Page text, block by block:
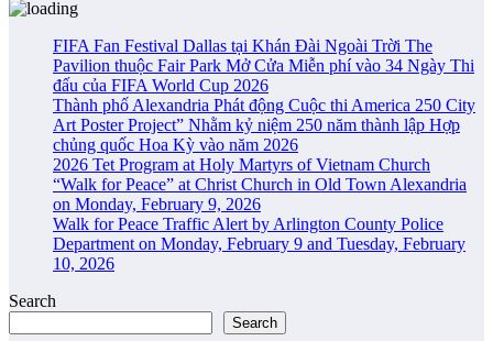
FIFA Fan Festival Dallas tại Khán Đài Ngoài Trời The
Pavilion thuộc Fair Park Mở Cửa Miễn phí vào 34 Ngày Thi
đấu của FIFA World Cup 2026
Thành phố Alexandria Phát động Cuộc thi America 250 City
Art Poster Project” Nhằm kỷ niệm 250 năm thành lập Hợp
chủng quốc Hoa Kỳ vào năm 2026
2026 Tet Program at Holy Martyrs of Vietnam Church
“Walk for Peace” at Christ Church in Old Town Alexandria
on Monday, February 9, 2026
Walk for Peace Traffic Alert by Arlington County Police
Department on Monday, February 9 and Tuesday, February
10, 2026
Search
Search